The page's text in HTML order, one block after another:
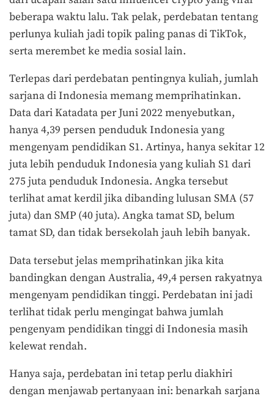
beberapa waktu lalu. Tak pelak, perdebatan tentang
perlunya kuliah jadi topik paling panas di TikTok,
serta merembet ke media sosial lain.
Terlepas dari perdebatan pentingnya kuliah, jumlah
sarjana di Indonesia memang memprihatinkan.
Data dari Katadata per Juni 2022 menyebutkan,
hanya 4,39 persen penduduk Indonesia yang
mengenyam pendidikan S1. Artinya, hanya sekitar 12
juta lebih penduduk Indonesia yang kuliah S1 dari
275 juta penduduk Indonesia. Angka tersebut
terlihat amat kerdil jika dibanding lulusan SMA (57
juta) dan SMP (40 juta). Angka tamat SD, belum
tamat SD, dan tidak bersekolah jauh lebih banyak.
Data tersebut jelas memprihatinkan jika kita
bandingkan dengan Australia, 49,4 persen rakyatnya
mengenyam pendidikan tinggi. Perdebatan ini jadi
terlihat tidak perlu mengingat bahwa jumlah
pengenyam pendidikan tinggi di Indonesia masih
kelewat rendah.
Hanya saja, perdebatan ini tetap perlu diakhiri
dengan menjawab pertanyaan ini: benarkah sarjana